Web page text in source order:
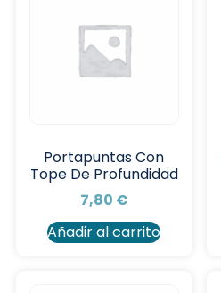
Portapuntas Con
Tope De Profundidad
7,80 €
Añadir al carrito